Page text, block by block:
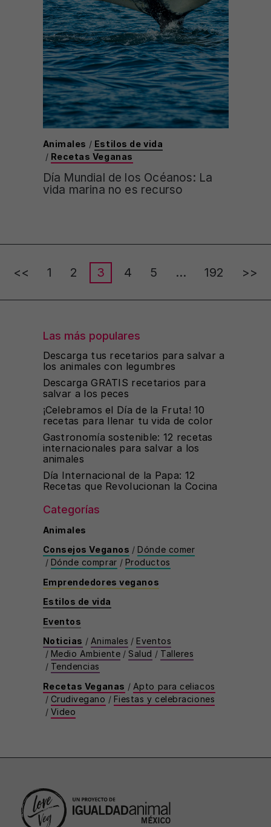
Animales / Estilos de vida
/ Recetas Veganas
Día Mundial de los Océanos: La
vida marina no es recurso
Posts
<< 1 2 3 4 5 … 192 >>
Las más populares
Descarga tus recetarios para salvar a
los animales con legumbres
Descarga GRATIS recetarios para
salvar a los peces
¡Celebramos el Día de la Fruta! 10
recetas para llenar tu vida de color
Gastronomía sostenible: 12 recetas
internacionales para salvar a los
animales
Día Internacional de la Papa: 12
Recetas que Revolucionan la Cocina
Categorías
Animales
Consejos Veganos / Dónde comer
/ Dónde comprar / Productos
Emprendedores veganos
Estilos de vida
Eventos
Noticias / Animales / Eventos
/ Medio Ambiente / Salud / Talleres
/ Tendencias
Recetas Veganas / Apto para celiacos
/ Crudivegano / Fiestas y celebraciones
/ Video